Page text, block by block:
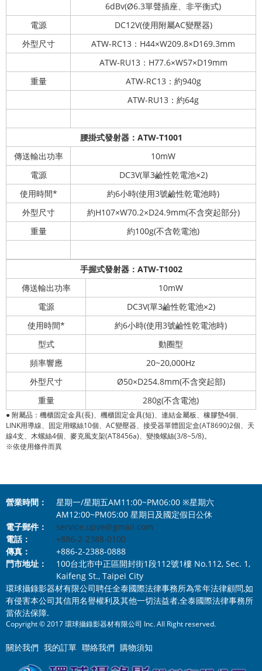
6dBv(Ø6.3單聲插座、非平衡式)
電源
DC12V(使用附屬AC變壓器)
外型尺寸
ATW-RC13：H44×W209.8×D169.3mm
ATW-RU13：H77.6×W57×D19mm
重量
ATW-RC13：約940g
ATW-RU13：約64g
腰掛式發射器：ATW-T1001
傳送輸出功率
10mW
電源
DC3V(單3鹼性乾電池×2)
使用時間*
約6小時(使用3號鹼性乾電池時)
外型尺寸
約H107×W70.2×D24.9mm(不含突起部分)
重量
約100g(不含乾電池)
手握式發射器：ATW-T1002
傳送輸出功率
10mW
電源
DC3V(單3鹼性乾電池×2)
使用時間*
約6小時(使用3號鹼性乾電池時)
型式
動圈型
頻率響應
20~20,000Hz
外型尺寸
Ø50×D254.8mm(不含突起部)
重量
280g(不含電池)
●附屬品：機櫃固定金具(長)、機櫃固定金具(短)、連結金屬板、橡膠墊4個、
LINK用導線、固定用螺絲10個、AC變壓器、接受器單體固定盒(AT8690)2個、天
線4支、木螺絲4個、麥克風支架(AT8456a)、變換螺絲(3/8~5/8)。
※依使用條件而異
營業時間：
星期一/星期五AM11:00~PM06:00 ※星期六
AM12:00~PM05:00 星期日及國定假日公休
電子郵件：
service.upve@gmail.com
電話：
+886-2-2388-0100
傳真：
+886-2-2388-0888
門市地址：
100台北市中正區開封街1段112號1樓 No.112, Sec. 1,
Kaifeng St., Taipei City
環球攝錄影器材有限公司聘任全泰國際法律事務所為常年法律顧問,如
有侵害本公司其信用名譽權利及其他一切法益者,全泰國際法律事務所
當依法保障.
Copyright © 2017 環球攝錄影器材有限公司 Inc. All Right reserved.
關於我們 我的訂單 聯絡我們 購物須知